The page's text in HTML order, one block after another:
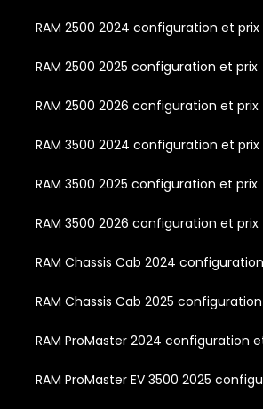
RAM 2500 2024 configuration et prix
RAM 2500 2025 configuration et prix
RAM 2500 2026 configuration et prix
RAM 3500 2024 configuration et prix
RAM 3500 2025 configuration et prix
RAM 3500 2026 configuration et prix
RAM Chassis Cab 2024
RAM Chassis Cab 2025
RAM ProMaster 2024 configuration
RAM ProMaster EV 3500 2025